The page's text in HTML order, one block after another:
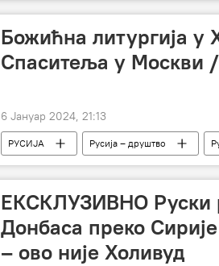
Божићна литургија у
Спаситеља у Москви
6 Јануар 2024, 21:13
РУСИЈА Русија – друштво
ЕКСКЛУЗИВНО Руски
Донбаса преко
– ово није Холивуд